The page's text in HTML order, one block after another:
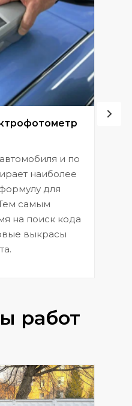
и по
наиболее
для
самым
на поиск кода
выкрасы
работ